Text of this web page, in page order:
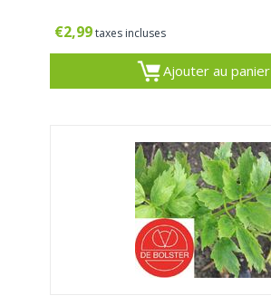
€2,99taxes incluses
Ajouter au panier